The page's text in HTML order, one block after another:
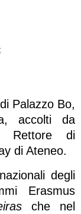
Palazzo Bo,
accolti da
Rettore di
di Ateneo.
degli
Erasmus
che nel